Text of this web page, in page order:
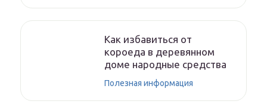
Как избавиться от
короеда в деревянном
доме народные средства
Полезная информация